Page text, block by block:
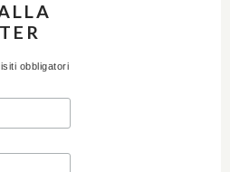
obbligatori